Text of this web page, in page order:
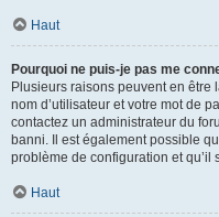
Haut
Pourquoi ne puis-je pas me
Plusieurs raisons peuvent en être
nom d’utilisateur et votre mot de
contactez un administrateur du
banni. Il est également possible
problème de configuration et qu’il
Haut